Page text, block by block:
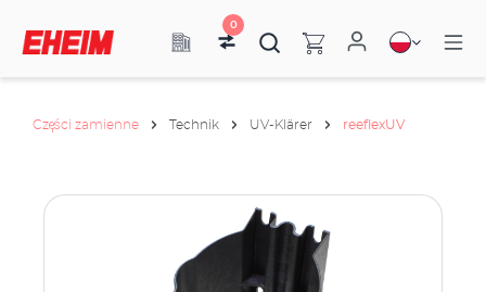
0
Części zamienne Technik UV-Klärer reeflexUV